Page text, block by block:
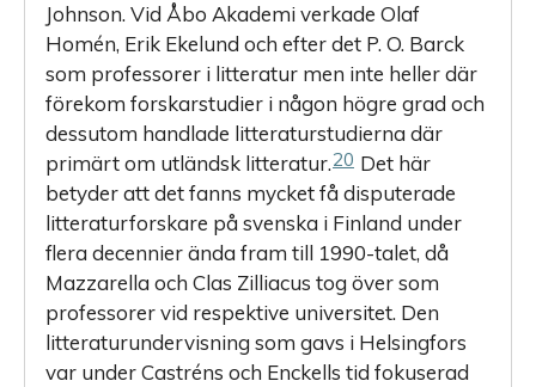
Johnson. Vid Åbo Akademi verkade Olaf
Homén, Erik Ekelund och efter det P. O. Barck
som professorer i litteratur men inte heller där
förekom forskarstudier i någon högre grad och
dessutom handlade litteraturstudierna där
primärt om utländsk litteratur.20 Det här
betyder att det fanns mycket få disputerade
litteraturforskare på svenska i Finland under
flera decennier ända fram till 1990-talet, då
Mazzarella och Clas Zilliacus tog över som
professorer vid respektive universitet. Den
litteraturundervisning som gavs i Helsingfors
var under ­Castréns och Enckells tid fokuserad